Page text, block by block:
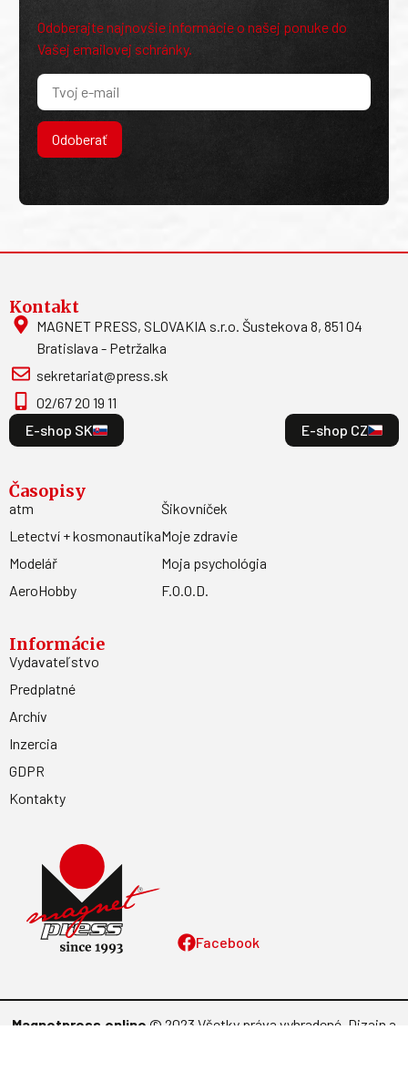
Odoberajte najnovšie informácie o našej ponuke do
Vašej emailovej schránky.
Odoberať
Facebook
Kontakt
MAGNET PRESS, SLOVAKIA s.r.o. Šustekova 8, 851 04
Bratislava - Petržalka
sekretariat@press.sk
02/67 20 19 11
E-shop SK
E-shop CZ
Časopisy
atm
Letectví + kosmonautika
Modelář
AeroHobby
Šikovníček
Moje zdravie
Moja psychológia
F.O.O.D.
Informácie
Vydavateľstvo
Predplatné
Archív
Inzercia
GDPR
Kontakty
Magnetpress.online © 2023 Všetky práva vyhradené. Dizajn a